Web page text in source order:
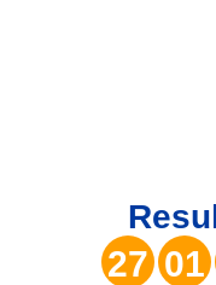
Lotería del
27 01